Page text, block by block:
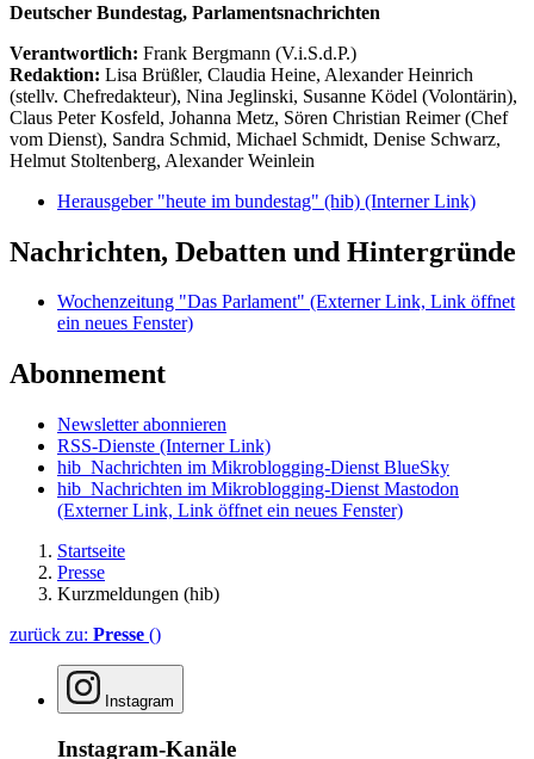
Deutscher Bundestag, Parlamentsnachrichten
Verantwortlich: Frank Bergmann (V.i.S.d.P.)
Redaktion: Lisa Brüßler, Claudia Heine, Alexander Heinrich
(stellv. Chefredakteur), Nina Jeglinski, Susanne Ködel (Volontärin),
Claus Peter Kosfeld, Johanna Metz, Sören Christian Reimer (Chef
vom Dienst), Sandra Schmid, Michael Schmidt, Denise Schwarz,
Helmut Stoltenberg, Alexander Weinlein
Herausgeber "heute im bundestag" (hib) (Interner Link)
Nachrichten, Debatten und Hintergründe
Wochenzeitung "Das Parlament" (Externer Link, Link öffnet
ein neues Fenster)
Abonnement
Newsletter abonnieren
RSS-Dienste (Interner Link)
hib_Nachrichten im Mikroblogging-Dienst BlueSky
hib_Nachrichten im Mikroblogging-Dienst Mastodon
(Externer Link, Link öffnet ein neues Fenster)
Startseite
Presse
Kurzmeldungen (hib)
zurück zu: Presse ()
Instagram
Instagram-Kanäle